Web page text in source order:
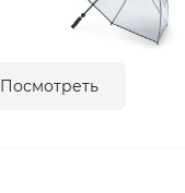
Посмотреть